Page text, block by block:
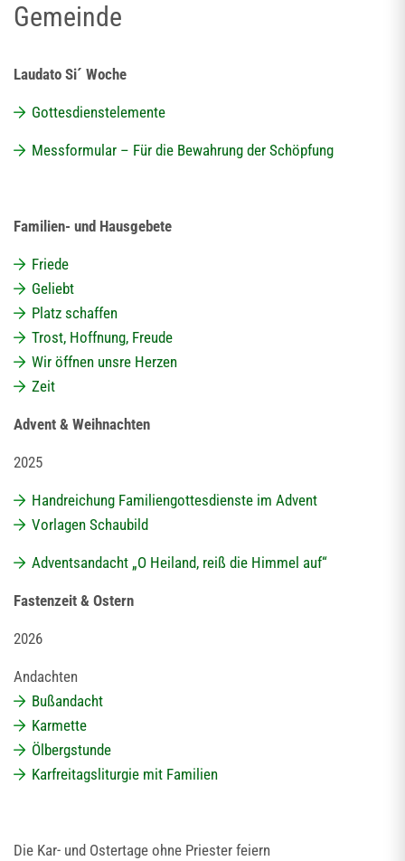
Gemeinde
Laudato Si´ Woche
Gottesdienstelemente
Messformular – Für die Bewahrung der Schöpfung
Familien- und Hausgebete
Friede
Geliebt
Platz schaffen
Trost, Hoffnung, Freude
Wir öffnen unsre Herzen
Zeit
Advent & Weihnachten
2025
Handreichung Familiengottesdienste im Advent
Vorlagen Schaubild
Adventsandacht „O Heiland, reiß die Himmel auf“
Fastenzeit & Ostern
2026
Andachten
Bußandacht
Karmette
Ölbergstunde
Karfreitagsliturgie mit Familien
Die Kar- und Ostertage ohne Priester feiern